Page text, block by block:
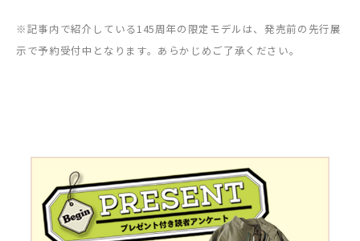
※記事内で紹介している145周年の限定モデルは、発売前の先行展
示で予約受付中となります。あらかじめご了承ください。